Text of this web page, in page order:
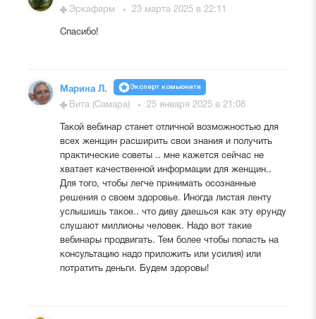
Эркафарм
23 марта 2025 в 22:11
Спасибо!
Марина Л. Эксперт комьюнити
Вита (Самара) 25 января 2025 в 21:08
Такой вебинар станет отличной возможностью для
всех женщин расширить свои знания и получить
практические советы .. мне кажется сейчас не
хватает качественной информации для женщин..
Для того, чтобы легче принимать осознанные
решения о своем здоровье. Иногда листая ленту
услышишь такое.. что диву даешься как эту ерунду
слушают миллионы человек. Надо вот такие
вебинары продвигать. Тем более чтобы попасть на
консультацию надо приложить или усилия) или
потратить деньги. Будем здоровы!